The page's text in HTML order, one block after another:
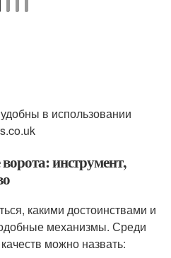
в использовании
инструмент,
какими достоинствами и
механизмы. Среди
можно назвать: